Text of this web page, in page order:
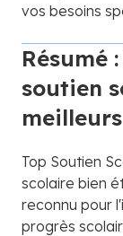
vos besoins
Résumé
soutien
Top Soutien
scolaire bien
reconnu pour
progrès